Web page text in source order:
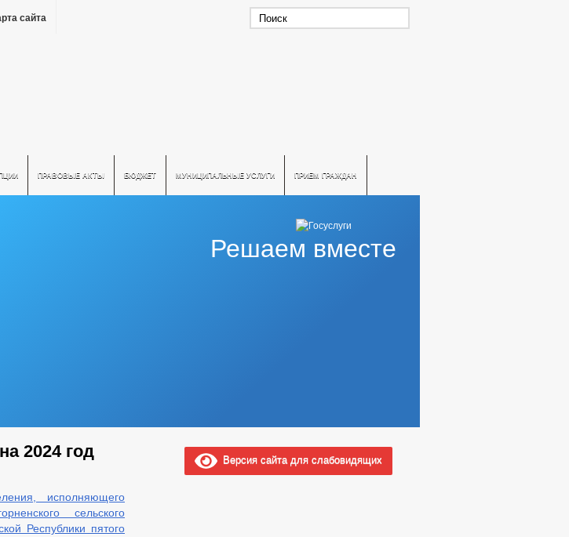
сайта
ПРАВОВЫЕ АКТЫ БЮДЖЕТ МУНИЦИПАЛЬНЫЕ УСЛУГИ ПРИЕМ ГРАЖДАН
Решаем вместе
2024 год
исполняющего
сельского
Республики пятого
Версия сайта для слабовидящих